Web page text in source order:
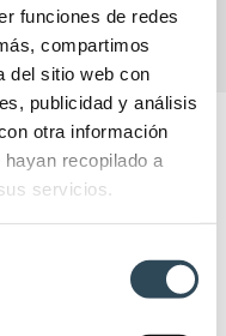
funciones de redes
compartimos
del sitio web con
publicidad y análisis
otra información
recopilado a
servicios.
novedades en el
tu experiencia